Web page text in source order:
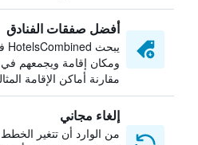
أفضل صفقات الفنادق
ومكان إقامة ويجمعهم
مقارنة أماكن الإقامة
إلغاء مجاني
من الوارد أن تتغير